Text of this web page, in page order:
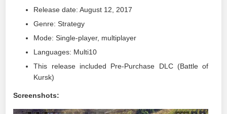
Release date: August 12, 2017
Genre: Strategy
Mode: Single-player, multiplayer
Languages: Multi10
This release included Pre-Purchase DLC (Battle of
Kursk)
Screenshots: